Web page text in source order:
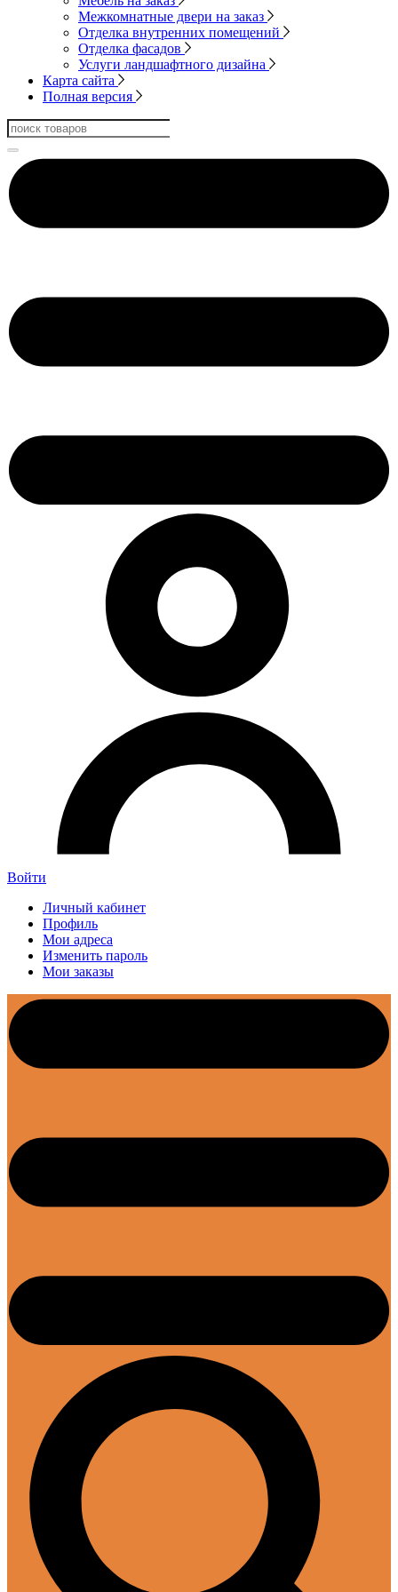
Межкомнатные двери на заказ
Отделка внутренних помещений
Отделка фасадов
Услуги ландшафтного дизайна
Карта сайта
Полная версия
Войти
Личный кабинет
Профиль
Мои адреса
Изменить пароль
Мои заказы